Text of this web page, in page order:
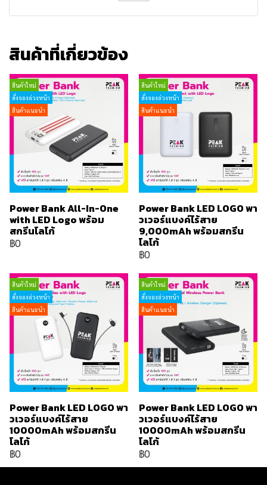
สินค้าที่เกี่ยวข้อง
สินค้าใหม่
สั่งจองล่วงหน้า
สินค้าแนะนำ
Power Bank All-In-One
with LED Logo พร้อม
สกรีนโลโก้
฿0
สินค้าใหม่
สั่งจองล่วงหน้า
สินค้าแนะนำ
Power Bank LED LOGO พา
วเวอร์แบงค์ไร้สาย
9,000mAh พร้อมสกรีน
โลโก้
฿0
สินค้าใหม่
สั่งจองล่วงหน้า
สินค้าแนะนำ
Power Bank LED LOGO พา
วเวอร์แบงค์ไร้สาย
10000mAh พร้อมสกรีน
โลโก้
฿0
สินค้าใหม่
สั่งจองล่วงหน้า
สินค้าแนะนำ
Power Bank LED LOGO พา
วเวอร์แบงค์ไร้สาย
10000mAh พร้อมสกรีน
โลโก้
฿0